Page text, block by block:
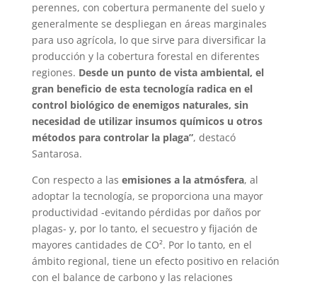
perennes, con cobertura permanente del suelo y
generalmente se despliegan en áreas marginales
para uso agrícola, lo que sirve para diversificar la
producción y la cobertura forestal en diferentes
regiones. Desde un punto de vista ambiental, el
gran beneficio de esta tecnología radica en el
control biológico de enemigos naturales, sin
necesidad de utilizar insumos químicos u otros
métodos para controlar la plaga”, destacó
Santarosa.
Con respecto a las emisiones a la atmósfera, al
adoptar la tecnología, se proporciona una mayor
productividad -evitando pérdidas por daños por
plagas- y, por lo tanto, el secuestro y fijación de
mayores cantidades de CO². Por lo tanto, en el
ámbito regional, tiene un efecto positivo en relación
con el balance de carbono y las relaciones